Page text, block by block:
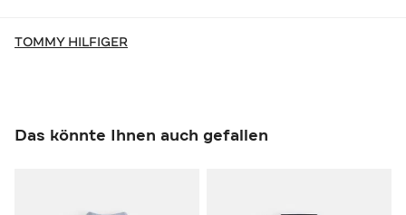
TOMMY HILFIGER
Das könnte Ihnen auch gefallen